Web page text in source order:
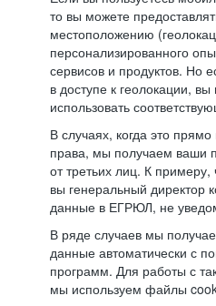
то вы можете
местоположению
персонализированного
сервисов и продуктов. Но
в доступе к геолокации,
использовать
В случаях, когда это
права, мы получаем ваши
от третьих лиц. К примеру,
вы генеральный
данные в ЕГРЮЛ, не
В ряде случаев мы
данные автоматически с
программ. Для работы с
мы используем файлы